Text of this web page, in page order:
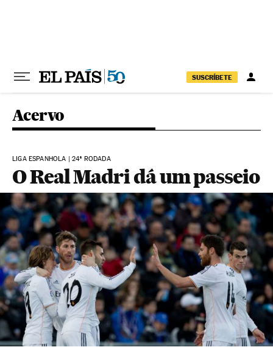
SUSCRÍBETE
Acervo
LIGA ESPANHOLA | 24ª RODADA
O Real Madri dá um passeio